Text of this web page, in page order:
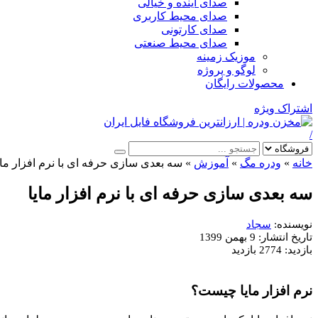
صدای آینده و خیالی
صدای محیط کاربری
صدای کارتونی
صدای محیط صنعتی
موزیک زمینه
لوگو و پروژه
محصولات رایگان
اشتراک ویژه
/
خانه » ودره مگ » آموزش » سه بعدی سازی حرفه ای با نرم افزار
سه بعدی سازی حرفه ای با نرم افزار مایا
نویسنده: سجاد
تاریخ انتشار: 9 بهمن 1399
بازدید: 2774 بازدید
نرم افزار مایا چیست؟